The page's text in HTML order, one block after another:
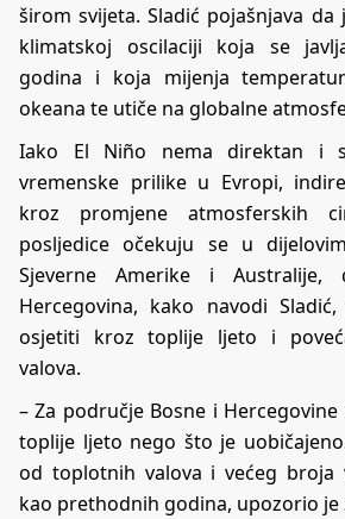
širom svijeta. Sladić pojašnjava
klimatskoj oscilaciji koja se
godina i koja mijenja
okeana te utiče na globalne
Iako El Niño nema direktan i
vremenske prilike u Evropi,
kroz promjene atmosferskih
posljedice očekuju se u
Sjeverne Amerike i
Hercegovina, kako navodi
osjetiti kroz toplije ljeto i
valova.
– Za područje Bosne i
toplije ljeto nego što je
od toplotnih valova i većeg broja
kao prethodnih godina, upozorio je